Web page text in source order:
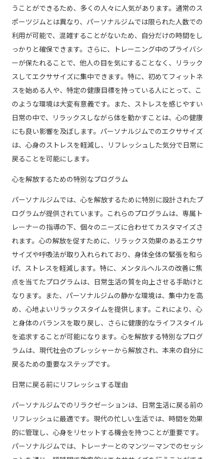
うことができるため、多くの人々に人気があります。通常のス
ポーツジムとは異なり、パーソナルジムでは限られた人数での
利用が可能で、混雑することがないため、自分だけの時間をし
っかりと確保できます。さらに、トレーニング中のプライバシ
ーが保たれることで、他人の目を気にすることなく、リラック
スしてエクササイズに集中できます。特に、初めてフィットネ
スを始める人や、特定の健康目標を持っている人にとって、こ
のような環境は大変有意義です。また、ストレスを感じやすい
日常の中で、リラックスしながら体を動かすことは、心の健康
にも良い影響を及ぼします。パーソナルジムでのエクササイズ
は、心身のストレスを軽減し、リフレッシュした気分で日常に
戻ることを可能にします。
心を解放するための特別なプログラム
パーソナルジムでは、心を解放するために特別に設計されたプ
ログラムが提供されています。これらのプログラムは、専属ト
レーナーの指導の下、個々のニーズに合わせてカスタマイズさ
れます。心の解放を促すために、リラックス効果のあるエクサ
サイズや呼吸法が取り入れられており、身体全体の緊張を和ら
げ、ストレスを軽減します。特に、メンタルヘルスの改善に焦
点を当てたプログラムは、日常生活の質を向上させる手助けと
なります。また、パーソナルジムの静かな環境は、集中力を高
め、心地よいリラックスタイムを提供します。これにより、心
と身体のバランスを取り戻し、さらに健康的なライフスタイル
を追求することが可能になります。心を解放する特別なプログ
ラムは、現代社会のプレッシャーから解放され、本来の自分に
戻るための重要なステップです。
日常に戻る前にリフレッシュする理由
パーソナルジムでのリラクゼーションは、日常生活に戻る前の
リフレッシュに最適です。現代の忙しい生活では、時間を効果
的に管理し、心身をリセットする機会を持つことが重要です。
パーソナルジムでは、トレーナーとのマンツーマンでのセッシ